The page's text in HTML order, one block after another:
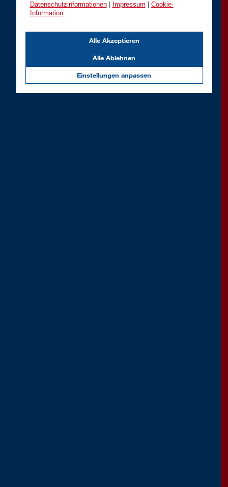
Datenschutzinformationen| Impressum
Cookie-
Information
Einstellungen anpassen
Alle Ablehnen
Alle Akzeptieren